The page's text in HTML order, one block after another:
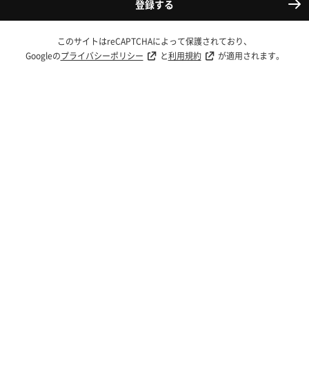
登録する
このサイトはreCAPTCHAによって保護されており、
Googleのプライバシーポリシー と利用規約 が適用されます。